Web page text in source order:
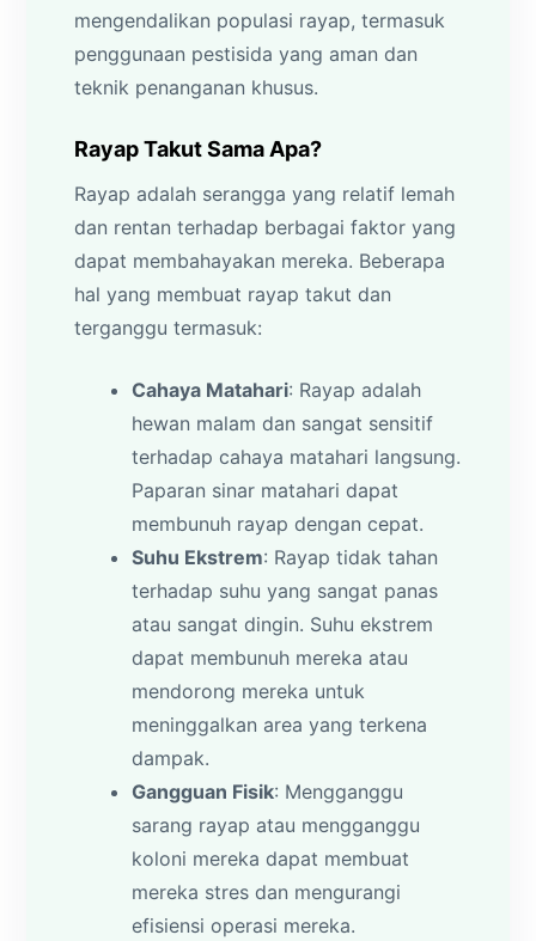
mengendalikan populasi rayap, termasuk
penggunaan pestisida yang aman dan
teknik penanganan khusus.
Rayap Takut Sama Apa?
Rayap adalah serangga yang relatif lemah
dan rentan terhadap berbagai faktor yang
dapat membahayakan mereka. Beberapa
hal yang membuat rayap takut dan
terganggu termasuk:
Cahaya Matahari: Rayap adalah
hewan malam dan sangat sensitif
terhadap cahaya matahari langsung.
Paparan sinar matahari dapat
membunuh rayap dengan cepat.
Suhu Ekstrem: Rayap tidak tahan
terhadap suhu yang sangat panas
atau sangat dingin. Suhu ekstrem
dapat membunuh mereka atau
mendorong mereka untuk
meninggalkan area yang terkena
dampak.
Gangguan Fisik: Mengganggu
sarang rayap atau mengganggu
koloni mereka dapat membuat
mereka stres dan mengurangi
efisiensi operasi mereka.